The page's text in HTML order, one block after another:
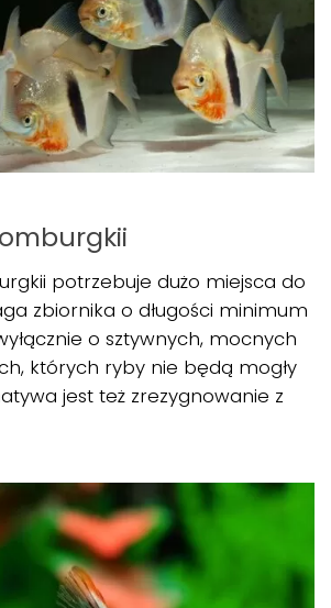
potrzebuje dużo miejsca do
zbiornika o długości minimum
o sztywnych, mocnych
których ryby nie będą mogły
jest też zrezygnowanie z